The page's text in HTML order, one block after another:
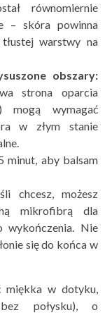
równomiernie
– skóra powinna
warstwy na
obszary:
strona oparcia
mogą wymagać
w złym stanie
minut, aby balsam
chcesz, możesz
mikrofibrą dla
wykończenia. Nie
się do końca w
miękka w dotyku,
połysku), o